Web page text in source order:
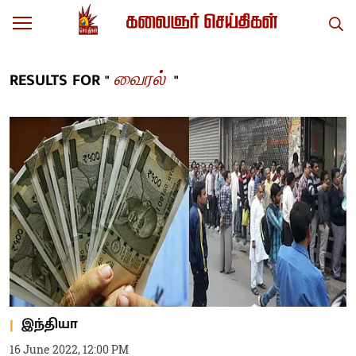
RESULTS FOR " வைரல் "
இந்தியா
16 June 2022, 12:00 PM